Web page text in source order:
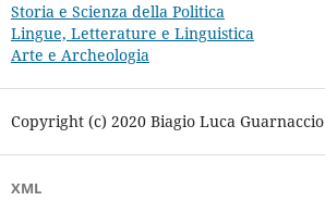
Storia e Scienza della Politica
Lingue, Letterature e Linguistica
Arte e Archeologia
Copyright (c) 2020 Biagio Luca Guarnaccio
XML